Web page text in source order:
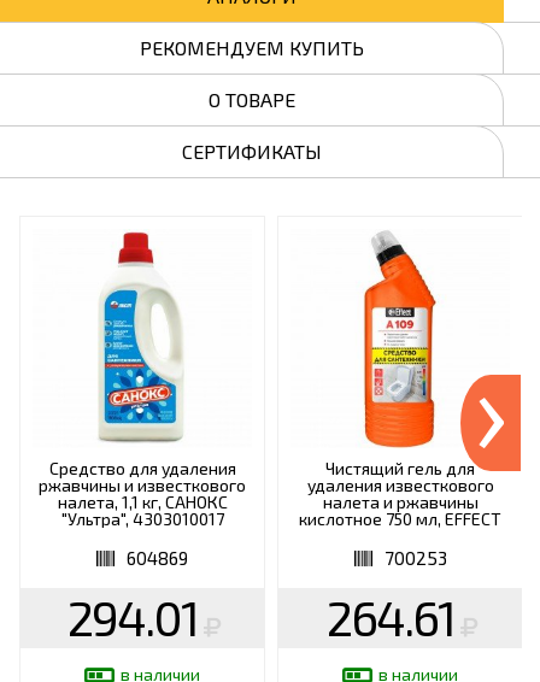
РЕКОМЕНДУЕМ КУПИТЬ
О ТОВАРЕ
СЕРТИФИКАТЫ
Средство для удаления
ржавчины и известкового
налета, 1,1 кг, САНОКС
"Ультра", 4303010017
604869
294.01
в наличии
Чистящий гель для
удаления известкового
налета и ржавчины
кислотное 750 мл, EFFECT
700253
264.61
в наличии
›